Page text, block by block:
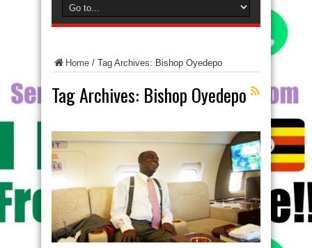
Home / Tag Archives: Bishop Oyedepo
Tag Archives: Bishop Oyedepo